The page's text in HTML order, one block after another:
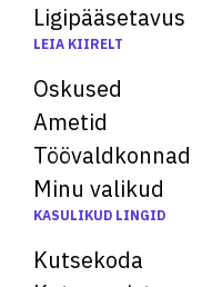
Ligipääsetavus
LEIA KIIRELT
Oskused
Ametid
Töövaldkonnad
Minu valikud
KASULIKUD LINGID
Kutsekoda